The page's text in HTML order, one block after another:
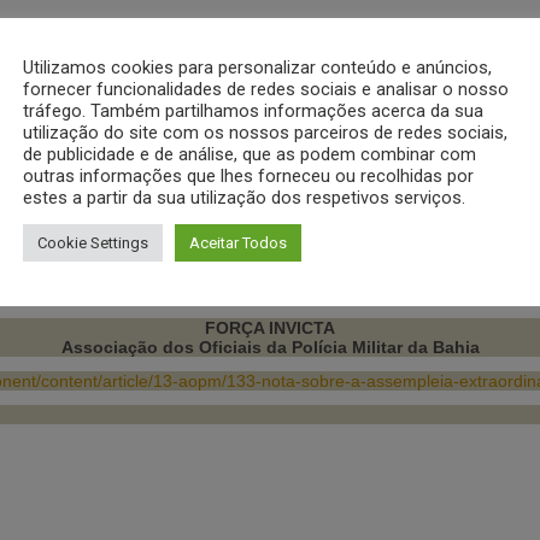
Advogado da FENEME, Coronel Miller, levantou discussões sobre
e vedações constitucionais.
da Bahia – FORÇA INVICTA ainda esclarece o seguinte: 1) que
Exmº. Sr. Cel PM Castro, nosso Comandante Geral, para
o que esta Associação vem, há algum tempo,
PARTE DO GOVERNO DO ESTADO AOS DIREITOS DO
dia seguinte, para SUSPENDER O MOVIMENTO
liderados; 3) Que serão adotadas medidas judiciais cabíveis
para apurar quaisquer abusos cometidos pelo Estado durante
da OAB, Defensoria Pública, Tribunal de Justiça durante
Cmt da 6ª Região Militar, pelo senso de profissionalismo e
FORÇA INVICTA
Associação dos Oficiais da Polícia Militar da Bahia
content/article/13-aopm/133-nota-sobre-a-assempleia-
Utilizamos cookies para personalizar conteúdo e anúncios,
fornecer funcionalidades de redes sociais e analisar o nosso
tráfego. Também partilhamos informações acerca da sua
utilização do site com os nossos parceiros de redes sociais,
de publicidade e de análise, que as podem combinar com
outras informações que lhes forneceu ou recolhidas por
estes a partir da sua utilização dos respetivos serviços.
Cookie Settings Aceitar Todos